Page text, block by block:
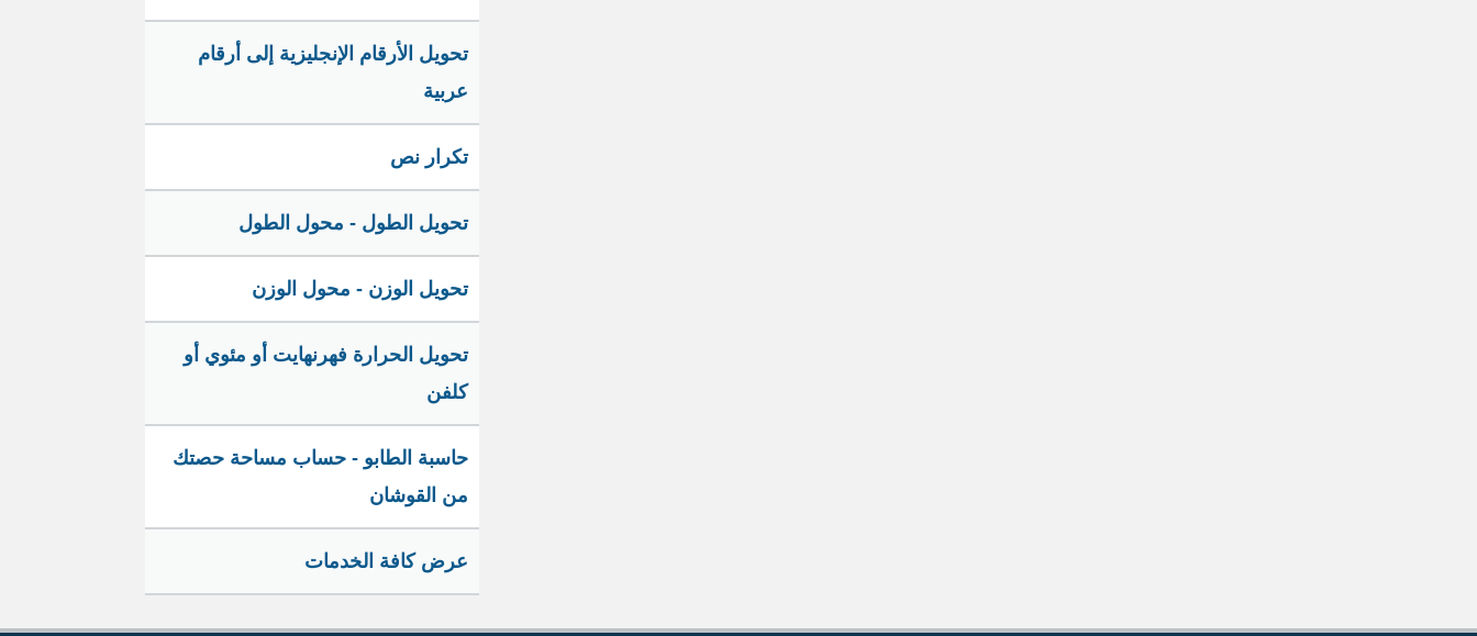
تحويل الأرقام الإنجليزية إلى أرقام
عربية
تكرار نص
تحويل الطول - محول الطول
تحويل الوزن - محول الوزن
تحويل الحرارة فهرنهايت أو مئوي أو
كلفن
حاسبة الطابو - حساب مساحة حصتك
من القوشان
عرض كافة الخدمات